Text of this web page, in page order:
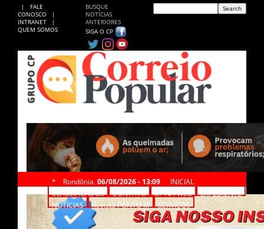
|
FALE
CONOSCO
|
INTRANET
|
QUEM SOMOS
BUSQUE
NOTÍCIAS
ANTERIORES
SIGA O CP
* Rondônia, 06/08/2026 - 13:09
INICIAL
CLASSIFICADOS
CONTATO CP NA WEB
EXPEDIENTE
NOTÍCIAS
Revista PONTO M SERVIÇOS